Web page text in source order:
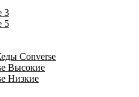
3
5
Converse
Высокие
Низкие